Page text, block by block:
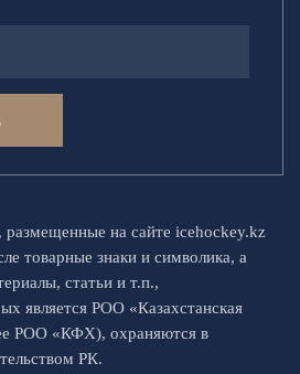
размещенные на сайте icehockey.kz
товарные знаки и символика, а
статьи и т.п.,
является РОО «Казахстанская
РОО «КФХ), охраняются в
РК.